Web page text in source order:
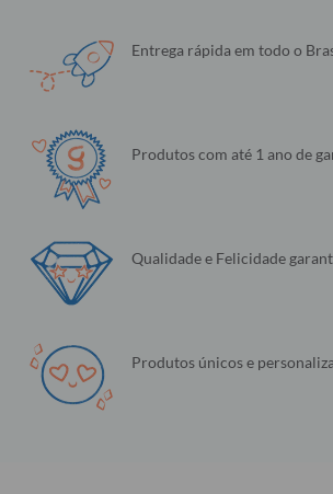
Entrega rápida em todo o
Produtos com até 1 ano de
Qualidade e Felicidade
Produtos únicos e